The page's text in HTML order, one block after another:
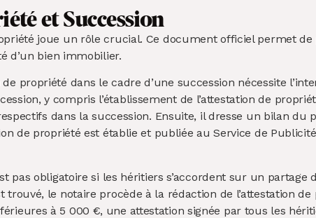
et Succession
joue un rôle crucial. Ce document officiel permet
d’un bien immobilier.
de propriété dans le cadre d’une succession nécessite
y compris l’établissement de l’attestation de
dans la succession. Ensuite, il dresse un bilan du
de propriété est établie et publiée au Service de
pas obligatoire si les héritiers s’accordent sur un
trouvé, le notaire procède à la rédaction de l’attestation
à 5 000 €, une attestation signée par tous les